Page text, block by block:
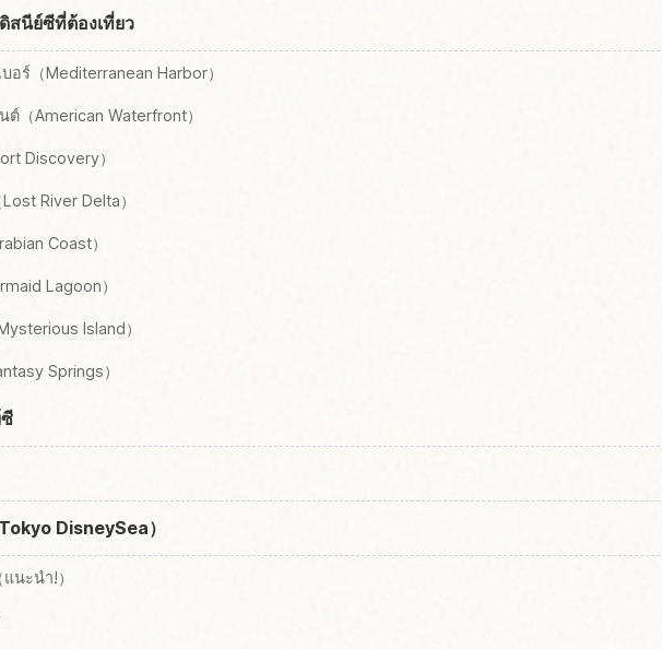
สนีย์ซีที่ต้องเที่ยว
บอร์（Mediterranean Harbor）
（American Waterfront）
Discovery）
River Delta）
Coast）
Lagoon）
Island）
Springs）
DisneySea）
นะนำ!）